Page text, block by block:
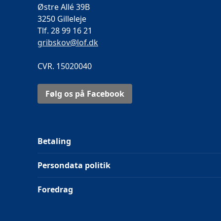
Østre Allé 39B
3250 Gilleleje
Tlf. 28 99 16 21
gribskov@lof.dk
CVR. 15020040
Følg os på Facebook
Betaling
Persondata politik
Foredrag